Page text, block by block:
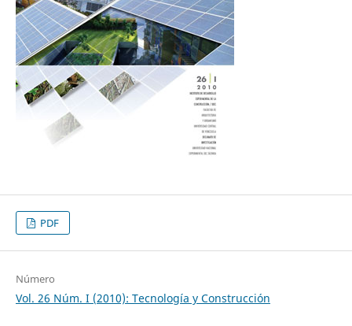
PDF
Número
Vol. 26 Núm. I (2010): Tecnología y Construcción